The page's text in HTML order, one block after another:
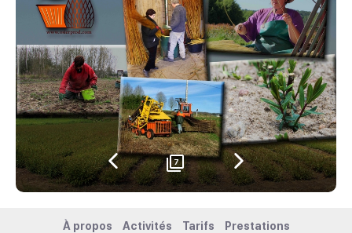
Suivant
Précédent
7
À propos Activités Tarifs Prestations